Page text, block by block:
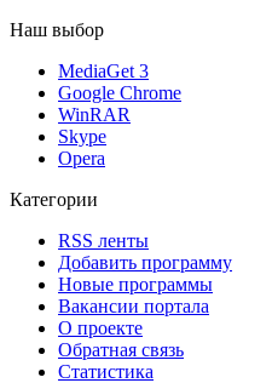
Наш выбор
MediaGet 3
Google Chrome
WinRAR
Skype
Opera
Категории
RSS ленты
Добавить программу
Новые программы
Вакансии портала
О проекте
Обратная связь
Статистика